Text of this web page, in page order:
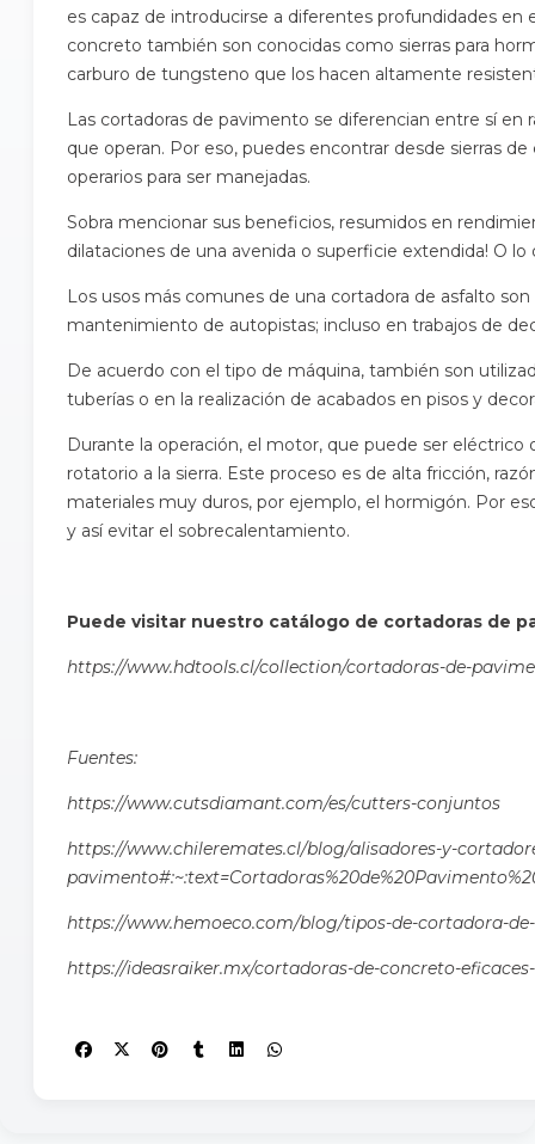
es capaz de introducirse a diferentes profundidades
concreto también son conocidas como sierras para
carburo de tungsteno que los hacen altamente
Las cortadoras de pavimento se diferencian entre sí
que operan. Por eso, puedes encontrar desde sierras
operarios para ser manejadas.
Sobra mencionar sus beneficios, resumidos en
dilataciones de una avenida o superficie extendida! O
Los usos más comunes de una cortadora de asfalto
mantenimiento de autopistas; incluso en trabajos de
De acuerdo con el tipo de máquina, también son
tuberías o en la realización de acabados en pisos y
Durante la operación, el motor, que puede ser
rotatorio a la sierra. Este proceso es de alta fricción,
materiales muy duros, por ejemplo, el hormigón. Por
y así evitar el sobrecalentamiento.
Puede visitar nuestro catálogo de cortadoras de
https://www.hdtools.cl/collection/cortadoras-de-
Fuentes:
https://www.cutsdiamant.com/es/cutters-conjuntos
https://www.chileremates.cl/blog/alisadores-y-
https://www.hemoeco.com/blog/tipos-de-cortadora-
https://ideasraiker.mx/cortadoras-de-concreto-